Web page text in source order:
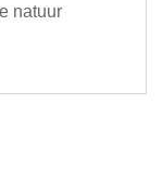
natuur